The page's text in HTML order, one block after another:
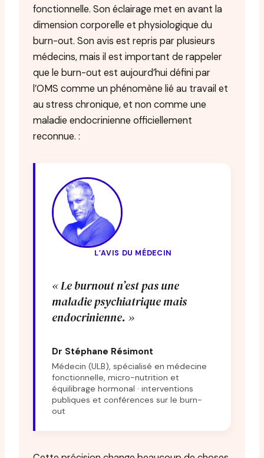
fonctionnelle. Son éclairage met en avant la
dimension corporelle et physiologique du
burn-out. Son avis est repris par plusieurs
médecins, mais il est important de rappeler
que le burn-out est aujourd’hui défini par
l’OMS comme un phénomène lié au travail et
au stress chronique, et non comme une
maladie endocrinienne officiellement
reconnue. :
L’AVIS DU MÉDECIN
« Le burnout n’est pas une
maladie psychiatrique mais
endocrinienne. »
Dr Stéphane Résimont
Médecin (ULB), spécialisé en médecine
fonctionnelle, micro-nutrition et
équilibrage hormonal · interventions
publiques et conférences sur le burn-
out